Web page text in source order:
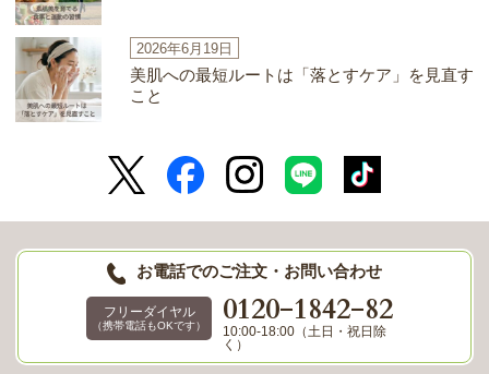
2026年6月19日
美肌への最短ルートは「落とすケア」を見直す
こと
お電話でのご注文・お問い合わせ
フリーダイヤル
（携帯電話もOKです） 0120-1842-82
10:00-18:00（土日・祝日除
く）